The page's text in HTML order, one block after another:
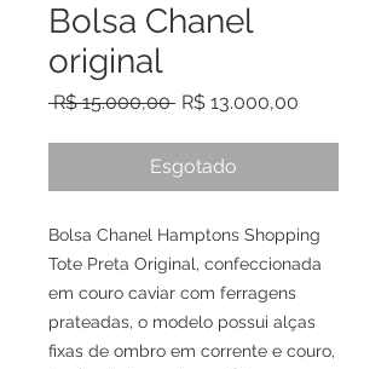
Bolsa Chanel
original
R$ 15.000,00 Preço normal
R$ 13.000,00
Esgotado
Bolsa Chanel Hamptons Shopping
Tote Preta Original, confeccionada
em couro caviar com ferragens
prateadas, o modelo possui alças
fixas de ombro em corrente e couro,